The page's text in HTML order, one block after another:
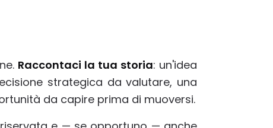
Raccontaci la tua storia: un'idea
strategica da valutare, una
da capire prima di muoversi.